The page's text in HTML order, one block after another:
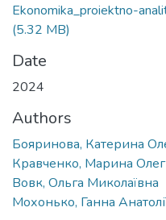
Ekonomika_proiektno-
(5.32 MB)
Date
2024
Authors
Бояринова, Катерина
Кравченко, Марина
Вовк, Ольга Миколаївна
Мохонько, Ганна